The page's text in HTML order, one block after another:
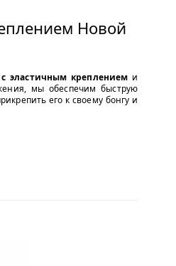
Новой
эластичным креплением и
мы обеспечим быструю
его к своему бонгу и